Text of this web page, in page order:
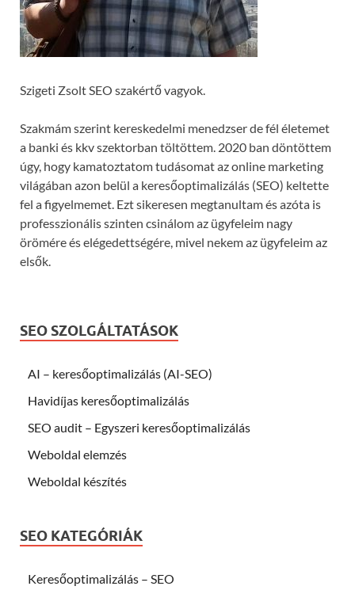
Szigeti Zsolt SEO szakértő vagyok.
Szakmám szerint kereskedelmi menedzser de fél életemet
a banki és kkv szektorban töltöttem. 2020 ban döntöttem
úgy, hogy kamatoztatom tudásomat az online marketing
világában azon belül a keresőoptimalizálás (SEO) keltette
fel a figyelmemet. Ezt sikeresen megtanultam és azóta is
professzionális szinten csinálom az ügyfeleim nagy
örömére és elégedettségére, mivel nekem az ügyfeleim az
elsők.
SEO SZOLGÁLTATÁSOK
AI – keresőoptimalizálás (AI-SEO)
Havidíjas keresőoptimalizálás
SEO audit – Egyszeri keresőoptimalizálás
Weboldal elemzés
Weboldal készítés
SEO KATEGÓRIÁK
Keresőoptimalizálás – SEO